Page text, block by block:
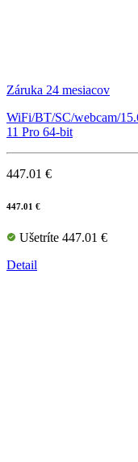
Záruka 24 mesiacov
WiFi/BT/SC/webcam/
11 Pro 64-bit
447.01 €
447.01 €
Ušetríte 447.01 €
Detail